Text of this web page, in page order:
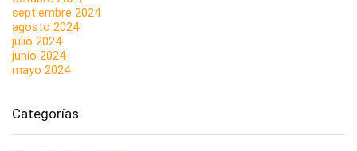
septiembre 2024
agosto 2024
julio 2024
junio 2024
mayo 2024
Categorías